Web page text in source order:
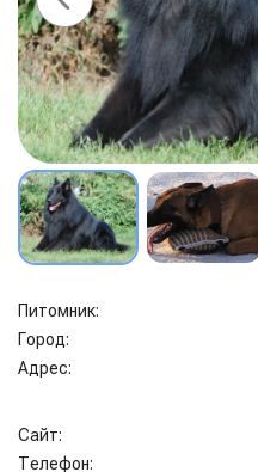
Питомник:
Город:
Адрес:
Сайт:
Телефон: